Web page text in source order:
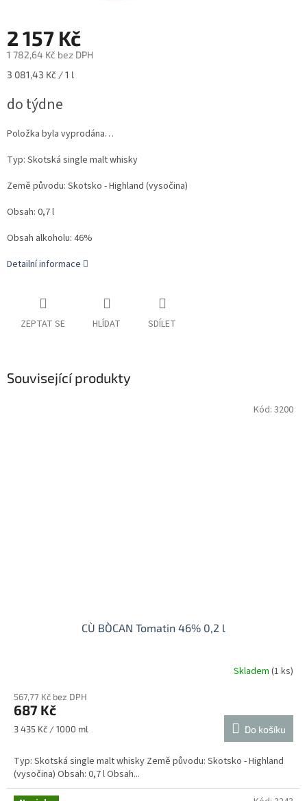
2 157 Kč
1 782,64 Kč bez DPH
Měrná
3 081,43 Kč / 1 l
do týdne
Položka byla vyprodána…
Typ: Skotská single malt whisky
Země původu: Skotsko - Highland (vysočina)
Obsah: 0,7 l
Obsah alkoholu: 46%
Detailní informace
ZEPTAT SE HLÍDAT SDÍLET
Související produkty
CÙ BÒCAN Tomatin 46% 0,2 l
Skladem (1 ks)
567,77 Kč bez DPH
687 Kč
Měrná
3 435 Kč / 1000 ml Do košíku
Typ: Skotská single malt whisky Země původu: Skotsko - Highland
(vysočina) Obsah: 0,7 l Obsah...
Kód: 3200